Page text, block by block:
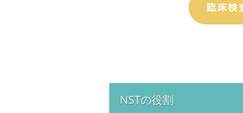
NSTの役割